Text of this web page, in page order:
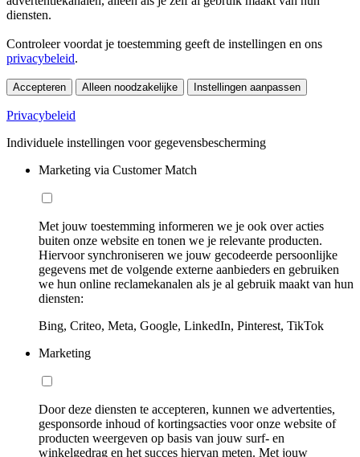
diensten.
Controleer voordat je toestemming geeft de instellingen en ons
privacybeleid.
Accepteren Alleen noodzakelijke Instellingen aanpassen
Privacybeleid
Individuele instellingen voor gegevensbescherming
Marketing via Customer Match
Met jouw toestemming informeren we je ook over acties
buiten onze website en tonen we je relevante producten.
Hiervoor synchroniseren we jouw gecodeerde persoonlijke
gegevens met de volgende externe aanbieders en gebruiken
we hun online reclamekanalen als je al gebruik maakt van hun
diensten:
Bing, Criteo, Meta, Google, LinkedIn, Pinterest, TikTok
Marketing
Door deze diensten te accepteren, kunnen we advertenties,
gesponsorde inhoud of kortingsacties voor onze website of
producten weergeven op basis van jouw surf- en
winkelgedrag en het succes hiervan meten. Met jouw